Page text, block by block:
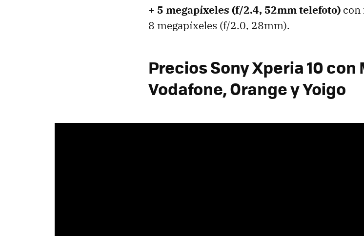
+ 5 megapíxeles (f/2.4, 52mm telefoto) con
8 megapíxeles (f/2.0, 28mm).
Precios Sony Xperia 10
Vodafone, Orange y Yoigo